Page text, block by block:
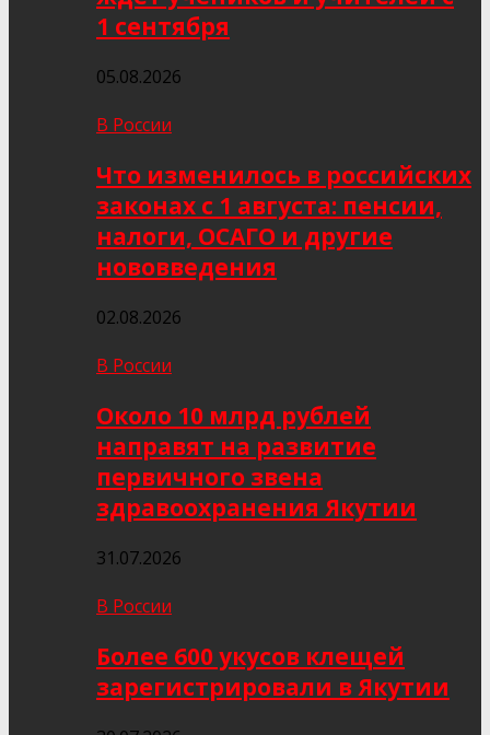
1 сентября
05.08.2026
В России
Что изменилось в российских
законах с 1 августа: пенсии,
налоги, ОСАГО и другие
нововведения
02.08.2026
В России
Около 10 млрд рублей
направят на развитие
первичного звена
здравоохранения Якутии
31.07.2026
В России
Более 600 укусов клещей
зарегистрировали в Якутии